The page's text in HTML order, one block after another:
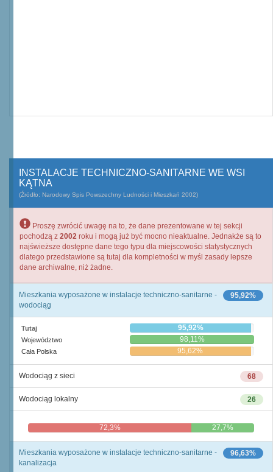
INSTALACJE TECHNICZNO-SANITARNE WE WSI
KĄTNA
(Źródło: Narodowy Spis Powszechny Ludności i Mieszkań 2002)
Proszę zwrócić uwagę na to, że dane prezentowane w tej sekcji
pochodzą z 2002 roku i mogą już być mocno nieaktualne. Jednakże są to
najświeższe dostępne dane tego typu dla miejscowości statystycznych
dlatego przedstawione są tutaj dla kompletności w myśl zasady lepsze
dane archiwalne, niż żadne.
95,92%
Mieszkania wyposażone w instalacje techniczno-sanitarne -
wodociąg
Tutaj 95,92%
Województwo 98,11%
Cała Polska 95,62%
68
Wodociąg z sieci
26
Wodociąg lokalny
72,3% 27,7%
96,63%
Mieszkania wyposażone w instalacje techniczno-sanitarne -
kanalizacja